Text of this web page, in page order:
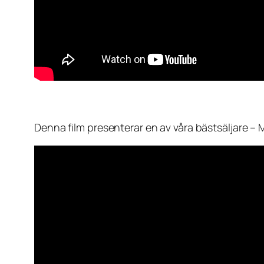
Denna film presenterar en av våra bästsäljare –